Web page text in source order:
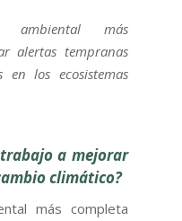
ambiental más
alertas tempranas
en los ecosistemas
a mejorar
climático?
más completa